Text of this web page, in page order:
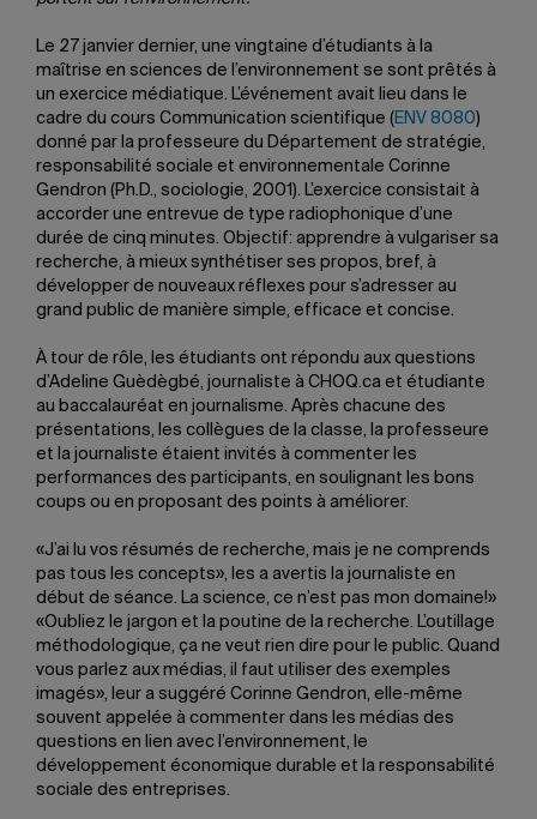
Le 27 janvier dernier, une vingtaine d’étudiants à la
maîtrise en sciences de l’environnement se sont prêtés à
un exercice médiatique. L’événement avait lieu dans le
cadre du cours Communication scientifique ( ENV 8080)
donné par la professeure du Département de stratégie,
responsabilité sociale et environnementale Corinne
Gendron (Ph.D., sociologie, 2001). L’exercice consistait à
accorder une entrevue de type radiophonique d’une
durée de cinq minutes. Objectif: apprendre à vulgariser sa
recherche, à mieux synthétiser ses propos, bref, à
développer de nouveaux réflexes pour s’adresser au
grand public de manière simple, efficace et concise.
À tour de rôle, les étudiants ont répondu aux questions
d’Adeline Guèdègbé, journaliste à CHOQ.ca et étudiante
au baccalauréat en journalisme. Après chacune des
présentations, les collègues de la classe, la professeure
et la journaliste étaient invités à commenter les
performances des participants, en soulignant les bons
coups ou en proposant des points à améliorer.
«J’ai lu vos résumés de recherche, mais je ne comprends
pas tous les concepts», les a avertis la journaliste en
début de séance. La science, ce n’est pas mon domaine!»
«Oubliez le jargon et la poutine de la recherche. L’outillage
méthodologique, ça ne veut rien dire pour le public. Quand
vous parlez aux médias, il faut utiliser des exemples
imagés», leur a suggéré Corinne Gendron, elle-même
souvent appelée à commenter dans les médias des
questions en lien avec l’environnement, le
développement économique durable et la responsabilité
sociale des entreprises.